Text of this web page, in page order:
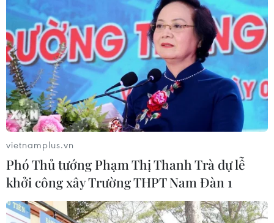
vietnamplus.vn
Phó Thủ tướng Phạm Thị Thanh Trà dự lễ
khởi công xây Trường THPT Nam Đàn 1